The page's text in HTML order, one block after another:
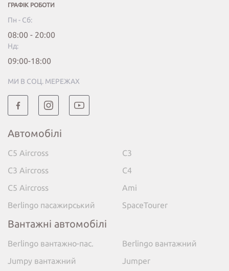
ГРАФІК РОБОТИ
Пн - Сб:
08:00 - 20:00
Нд:
09:00-18:00
МИ В СОЦ. МЕРЕЖАХ
Автомобілі
C5 Aircross
C3
C3 Aircross
C4
C5 Aircross
Ami
Berlingo пасажирський
SpaceTourer
Вантажні автомобілі
Berlingo вантажно-пас.
Berlingo вантажний
Jumpy вантажний
Jumper